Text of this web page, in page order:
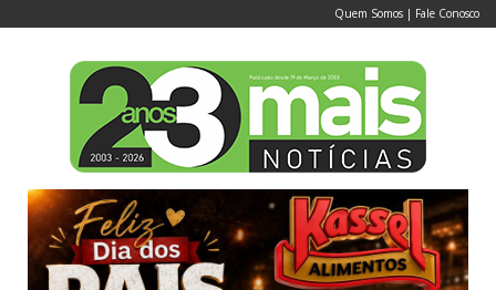
Quem Somos | Fale Conosco